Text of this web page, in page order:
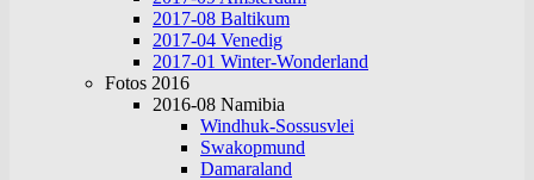
2017-08 Baltikum
2017-04 Venedig
2017-01 Winter-Wonderland
Fotos 2016
2016-08 Namibia
Windhuk-Sossusvlei
Swakopmund
Damaraland